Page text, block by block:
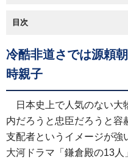
目次
冷酷非道さでは源頼
時親子
日本史上で人気のない大
内だろうと忠臣だろうと容
支配者というイメージが強
大河ドラマ「鎌倉殿の13